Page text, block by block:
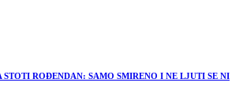
STOTI ROĐENDAN: SAMO SMIRENO I NE LJUTI SE NI